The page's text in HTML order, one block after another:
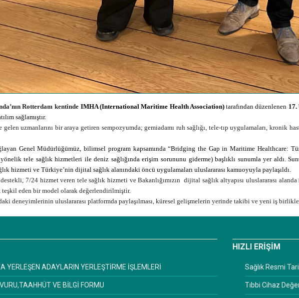
Rotterdam kentinde IMHA (International Maritime Health Association) tarafından düzenlenen 17.
sağlamıştır.
uzmanlarını bir araya getiren sempozyumda; gemiadamı ruh sağlığı, tele-tıp uygulamaları, kronik
Genel Müdürlüğümüz, bilimsel program kapsamında “Bridging the Gap in Maritime Healthcare:
tele sağlık hizmetleri ile deniz sağlığında erişim sorununu giderme) başlıklı sunumla yer aldı.
hizmeti ve Türkiye’nin dijital sağlık alanındaki öncü uygulamaları uluslararası kamuoyuyla paylaşıldı.
7/24 hizmet veren tele sağlık hizmeti ve Bakanlığımızın dijital sağlık altyapısı uluslararası
eden bir model olarak değerlendirilmiştir.
deneyimlerinin uluslararası platformda paylaşılması, küresel gelişmelerin yerinde takibi ve yeni iş
YERLEŞEN ADAYLARIN YERLEŞTİRME İŞLEMLERİ
VE BİLGİ FORMU
HIZLI ERİŞİM
Sağlık Resmi
Tıbbi Cihaz